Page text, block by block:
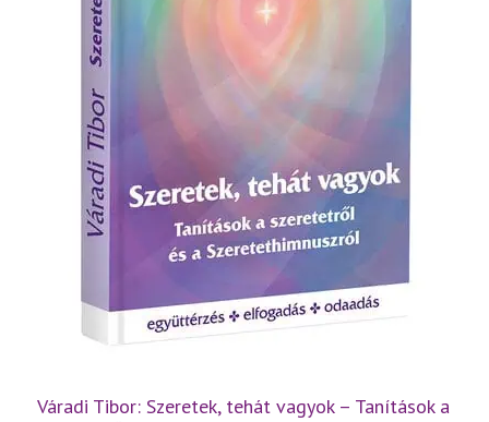
Váradi Tibor: Szeretek, tehát vagyok – Tanítások a